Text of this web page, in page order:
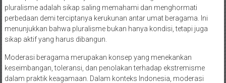
pluralisme adalah sikap saling memahami dan menghormati
perbedaan demi terciptanya kerukunan antar umat beragama. Ini
menunjukkan bahwa pluralisme bukan hanya kondisi, tetapi juga
sikap aktif yang harus dibangun.
Moderasi beragama merupakan konsep yang menekankan
keseimbangan, toleransi, dan penolakan terhadap ekstremisme
dalam praktik keagamaan. Dalam konteks Indonesia, moderasi